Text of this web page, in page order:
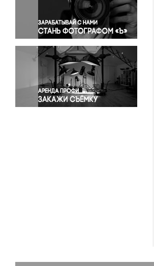
Правосудие
Происшествия и конфликты
Религия
Светская жизнь
Спорт
Экология
Экономика и бизнес